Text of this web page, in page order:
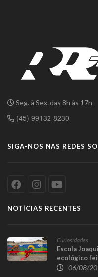
Seg. à Sex. das 8h às 17h
(45) 99132-8230
SIGA-NOS NAS REDES
NOTÍCIAS RECENTES
Curiosidades
Escola
ecológico
Guaraniaçu
06/08/